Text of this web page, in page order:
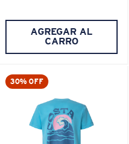
AGREGAR AL
CARRO
30% OFF